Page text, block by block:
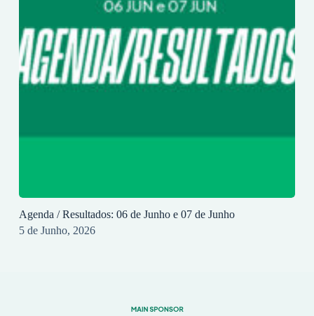
Agenda / Resultados: 06 de Junho e 07 de Junho
5 de Junho, 2026